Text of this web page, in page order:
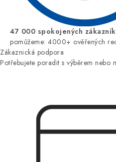
47 000 spokojených
pomůžeme: 4000+ ověřených
Zákaznická podpora
Potřebujete poradit s výběrem nebo